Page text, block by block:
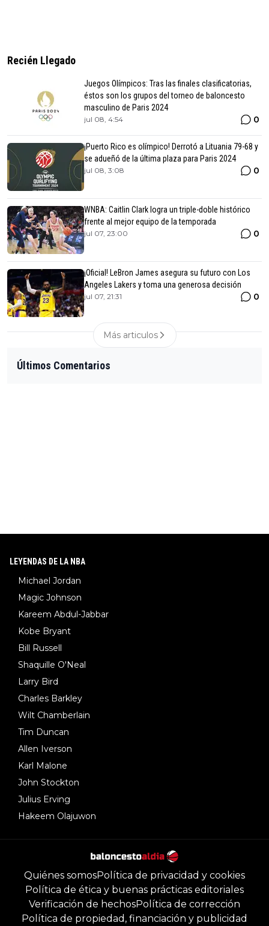
Recién Llegado
Juegos Olímpicos: Tras las finales clasificatorias,
éstos son los grupos del torneo de baloncesto
masculino de Paris 2024
jul 08, 4:54 0
¡Puerto Rico es olímpico! Derrotó a Lituania 79-68 y
se adueñó de la última plaza para Paris 2024
jul 08, 3:08 0
WNBA: Caitlin Clark logra un triple-doble histórico
frente al mejor equipo de la temporada
jul 07, 23:00 0
¡Oficial! LeBron James asegura su futuro con Los
Angeles Lakers y toma una generosa decisión
jul 07, 21:31 0
Más articulos
Últimos Comentarios
LEYENDAS DE LA NBA
Michael Jordan
Magic Johnson
Kareem Abdul-Jabbar
Kobe Bryant
Bill Russell
Shaquille O'Neal
Larry Bird
Charles Barkley
Wilt Chamberlain
Tim Duncan
Allen Iverson
Karl Malone
John Stockton
Julius Erving
Hakeem Olajuwon
Quiénes somosPolítica de privacidad y cookies
Política de ética y buenas prácticas editoriales
Verificación de hechosPolítica de corrección
Política de propiedad, financiación y publicidad